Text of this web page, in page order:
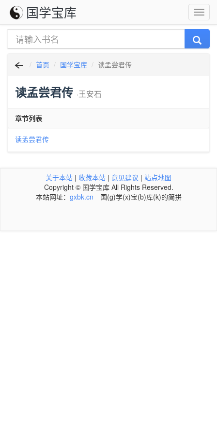
国学宝库
首页 国学宝库 读孟尝君传
读孟尝君传 ·王安石
章节列表
读孟尝君传
关于本站 | 收藏本站 | 意见建议 | 站点地图
Copyright © 国学宝库 All Rights Reserved.
本站网址： gxbk.cn 国(g)学(x)宝(b)库(k)的简拼